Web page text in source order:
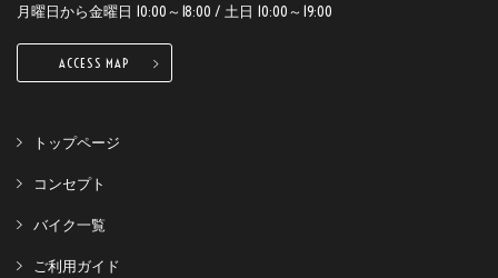
月曜日から金曜日 10:00～18:00 / 土日 10:00～19:00
ACCESS MAP
トップページ
コンセプト
バイク一覧
ご利用ガイド